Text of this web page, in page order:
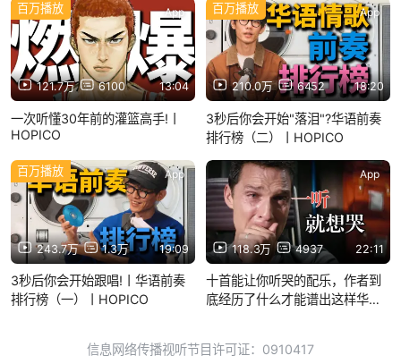
121.7万 6100 13:04
百万播放 App
一次听懂30年前的灌篮高手!丨
HOPICO
210.0万 6452 18:20
百万播放 App
3秒后你会开始"落泪"?华语前奏
排行榜（二）丨HOPICO
243.7万 1.3万 19:09
百万播放 App
3秒后你会开始跟唱!丨华语前奏
排行榜（一）丨HOPICO
118.3万 4937 22:11
App
十首能让你听哭的配乐，作者到
底经历了什么才能谱出这样华丽
信息网络传播视听节目许可证：0910417